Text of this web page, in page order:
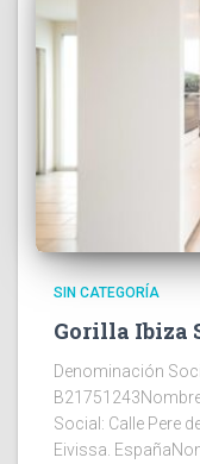
SIN CATEGORÍA
Gorilla Ibiza
Denominación
Social: Calle Pere
Eivissa.